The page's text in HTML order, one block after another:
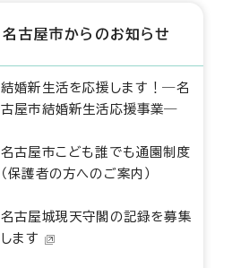
名古屋市からのお知らせ
結婚新生活を応援します！―名
古屋市結婚新生活応援事業―
名古屋市こども誰でも通園制度
（保護者の方へのご案内）
名古屋城現天守閣の記録を募集
します